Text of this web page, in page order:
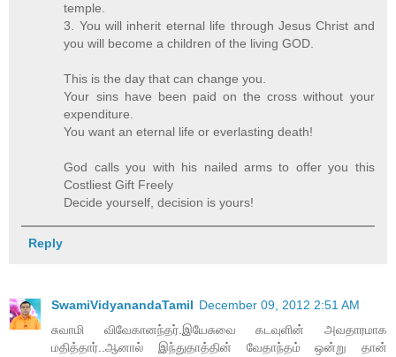
temple.
3. You will inherit eternal life through Jesus Christ and
you will become a children of the living GOD.
This is the day that can change you.
Your sins have been paid on the cross without your
expenditure.
You want an eternal life or everlasting death!
God calls you with his nailed arms to offer you this
Costliest Gift Freely
Decide yourself, decision is yours!
Reply
SwamiVidyanandaTamil December 09, 2012 2:51 AM
சுவாமி விவேகானந்தர்.இயேசுவை கடவுளின் அவதாரமாக
மதித்தார்..ஆனால் இந்துதாத்தின் வேதாந்தம் ஒன்று தான்